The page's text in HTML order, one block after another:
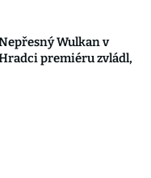
Wulkan v
premiéru zvládl,